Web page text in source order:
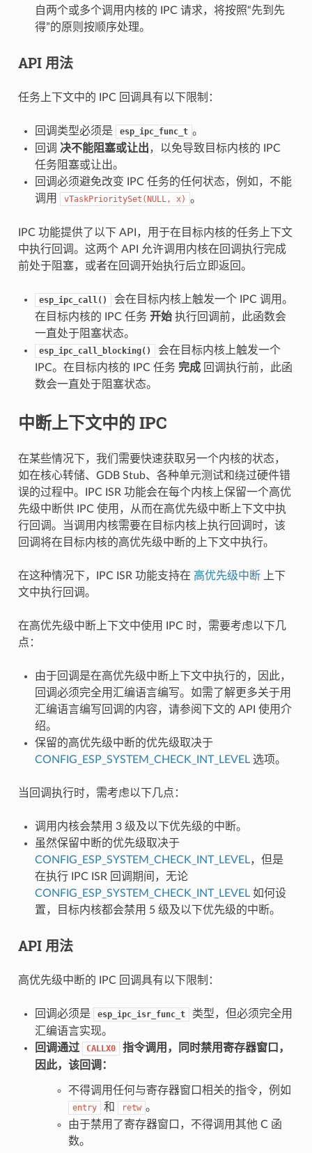
自两个或多个调用内核的 IPC 请求，将按照“先到先
得”的原则按顺序处理。
API 用法
任务上下文中的 IPC 回调具有以下限制：
回调类型必须是 esp_ipc_func_t 。
回调 决不能阻塞或让出，以免导致目标内核的 IPC
任务阻塞或让出。
回调必须避免改变 IPC 任务的任何状态，例如，不能
调用
vTaskPrioritySet(NULL, x) 。
IPC 功能提供了以下 API，用于在目标内核的任务上下文
中执行回调。这两个 API 允许调用内核在回调执行完成
前处于阻塞，或者在回调开始执行后立即返回。
esp_ipc_call()
会在目标内核上触发一个 IPC 调用。
在目标内核的 IPC 任务 开始执行回调前，此函数会
一直处于阻塞状态。
esp_ipc_call_blocking()
会在目标内核上触发一个
IPC。在目标内核的 IPC 任务 完成回调执行前，此函
数会一直处于阻塞状态。
中断上下文中的 IPC
在某些情况下，我们需要快速获取另一个内核的状态，
如在核心转储、GDB Stub、各种单元测试和绕过硬件错
误的过程中。IPC ISR 功能会在每个内核上保留一个高优
先级中断供 IPC 使用，从而在高优先级中断上下文中执
行回调。当调用内核需要在目标内核上执行回调时，该
回调将在目标内核的高优先级中断的上下文中执行。
在这种情况下，IPC ISR 功能支持在 高优先级中断上下
文中执行回调。
在高优先级中断上下文中使用 IPC 时，需要考虑以下几
点：
由于回调是在高优先级中断上下文中执行的，因此，
回调必须完全用汇编语言编写。如需了解更多关于用
汇编语言编写回调的内容，请参阅下文的 API 使用介
绍。
保留的高优先级中断的优先级取决于
CONFIG_ESP_SYSTEM_CHECK_INT_LEVEL选项。
当回调执行时，需考虑以下几点：
调用内核会禁用 3 级及以下优先级的中断。
虽然保留中断的优先级取决于
CONFIG_ESP_SYSTEM_CHECK_INT_LEVEL，但是
在执行 IPC ISR 回调期间，无论
CONFIG_ESP_SYSTEM_CHECK_INT_LEVEL如何设
置，目标内核都会禁用 5 级及以下优先级的中断。
API 用法
高优先级中断的 IPC 回调具有以下限制：
回调必须是 esp_ipc_isr_func_t
类型，但必须完全用
汇编语言实现。
回调通过
CALLX0
指令调用，同时禁用寄存器窗口，
因此，该回调：
不得调用任何与寄存器窗口相关的指令，例如
entry 和 retw 。
由于禁用了寄存器窗口，不得调用其他 C 函
数。